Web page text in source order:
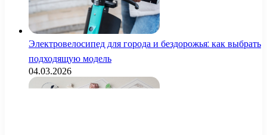
Электровелосипед для города и бездорожья: как выбрать
подходящую модель
04.03.2026